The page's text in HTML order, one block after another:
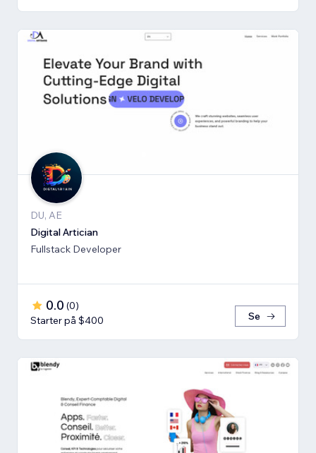
DU, AE
Digital Artician
Fullstack Developer
0.0 (0)
Starter på $400
Se